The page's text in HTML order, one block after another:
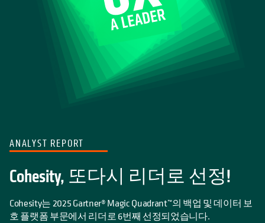
ANALYST REPORT
Cohesity, 또다시 리더로 선정!
Cohesity는 2025 Gartner® Magic Quadrant™의 백업 및 데이터 보
호 플랫폼 부문에서 리더로 6번째 선정되었습니다.